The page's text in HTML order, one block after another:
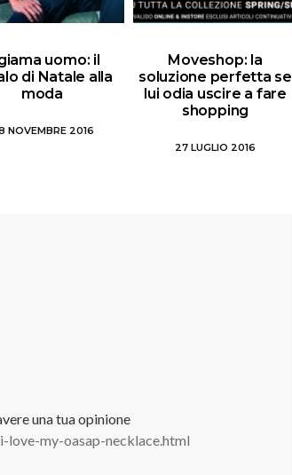
uomo: il
di Natale alla
moda
NOVEMBRE 2016
Moveshop: la
soluzione perfetta se
lui odia uscire a fare
shopping
27 LUGLIO 2016
una tua opinione
my-oasap-necklace.html